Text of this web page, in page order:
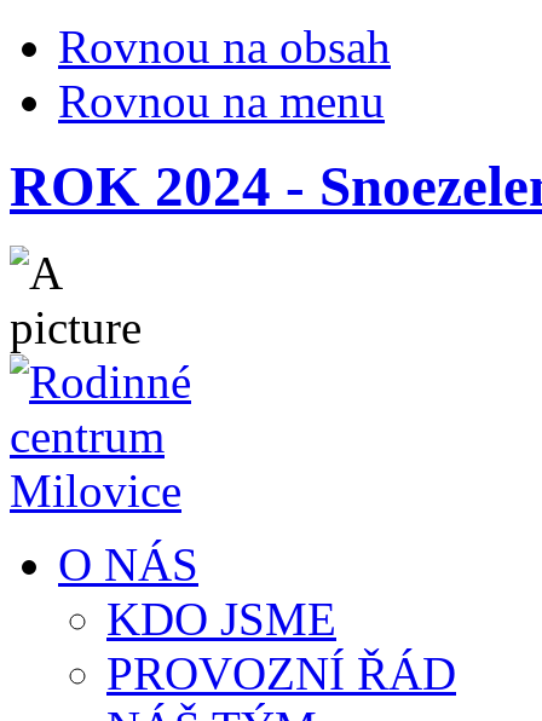
Rovnou na obsah
Rovnou na menu
ROK 2024 -
O NÁS
KDO JSME
PROVOZNÍ ŘÁD